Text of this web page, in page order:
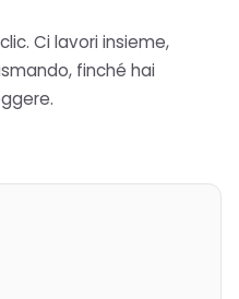
Ci lavori insieme,
finché hai